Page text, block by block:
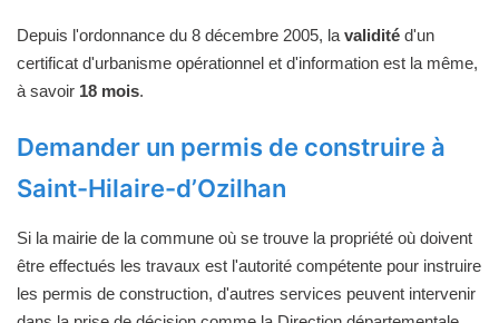
Depuis l'ordonnance du 8 décembre 2005, la validité d'un
certificat d'urbanisme opérationnel et d'information est la même,
à savoir 18 mois.
Demander un permis de construire à
Saint-Hilaire-d’Ozilhan
Si la mairie de la commune où se trouve la propriété où doivent
être effectués les travaux est l'autorité compétente pour instruire
les permis de construction, d'autres services peuvent intervenir